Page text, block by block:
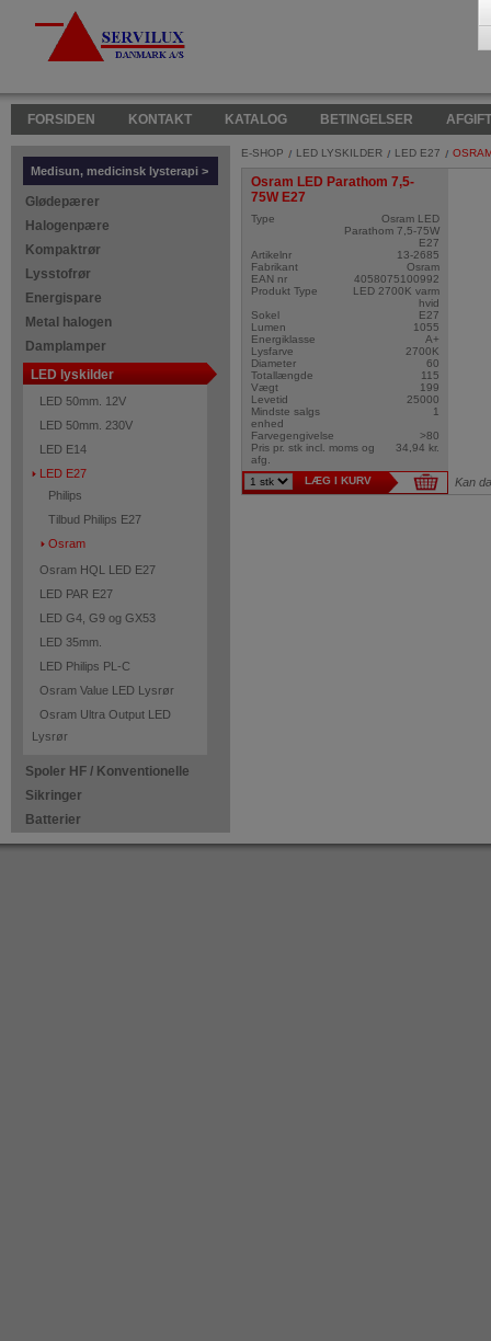
FORSIDEN KONTAKT KATALOG BETINGELSER
Medisun, medicinsk lysterapi >
Glødepærer
Halogenpære
Kompaktrør
Lysstofrør
Energispare
Metal halogen
Damplamper
LED lyskilder
LED 50mm. 12V
LED 50mm. 230V
LED E14
LED E27
Philips
Tilbud Philips E27
Osram
Osram HQL LED E27
LED PAR E27
LED G4, G9 og GX53
LED 35mm.
LED Philips PL-C
Osram Value LED Lysrør
Osram Ultra Output LED
Lysrør
Spoler HF / Konventionelle
Sikringer
Batterier
E-SHOP LED LYSKILDER LED E27
Kan
Osram LED Parathom 7,5-
75W E27
Type
Osram LED
Parathom 7,5-75W
E27
Artikelnr
13-2685
Fabrikant
Osram
EAN nr
4058075100992
Produkt Type
LED 2700K varm
hvid
Sokel
E27
Lumen
1055
Energiklasse
A+
Lysfarve
2700K
Diameter
60
Totallængde
115
Vægt
199
Levetid
25000
Mindste salgs
enhed
1
Farvegengivelse
>80
Pris pr. stk incl. moms og
afg.
34,94 kr.
LÆG I KURV